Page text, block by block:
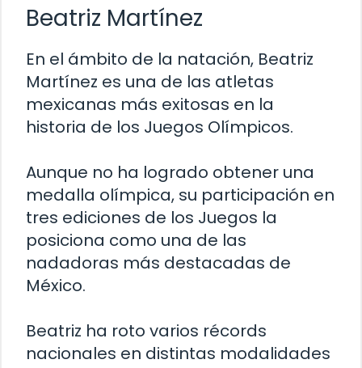
Beatriz Martínez
En el ámbito de la natación, Beatriz
Martínez es una de las atletas
mexicanas más exitosas en la
historia de los Juegos Olímpicos.
Aunque no ha logrado obtener una
medalla olímpica, su participación en
tres ediciones de los Juegos la
posiciona como una de las
nadadoras más destacadas de
México.
Beatriz ha roto varios récords
nacionales en distintas modalidades